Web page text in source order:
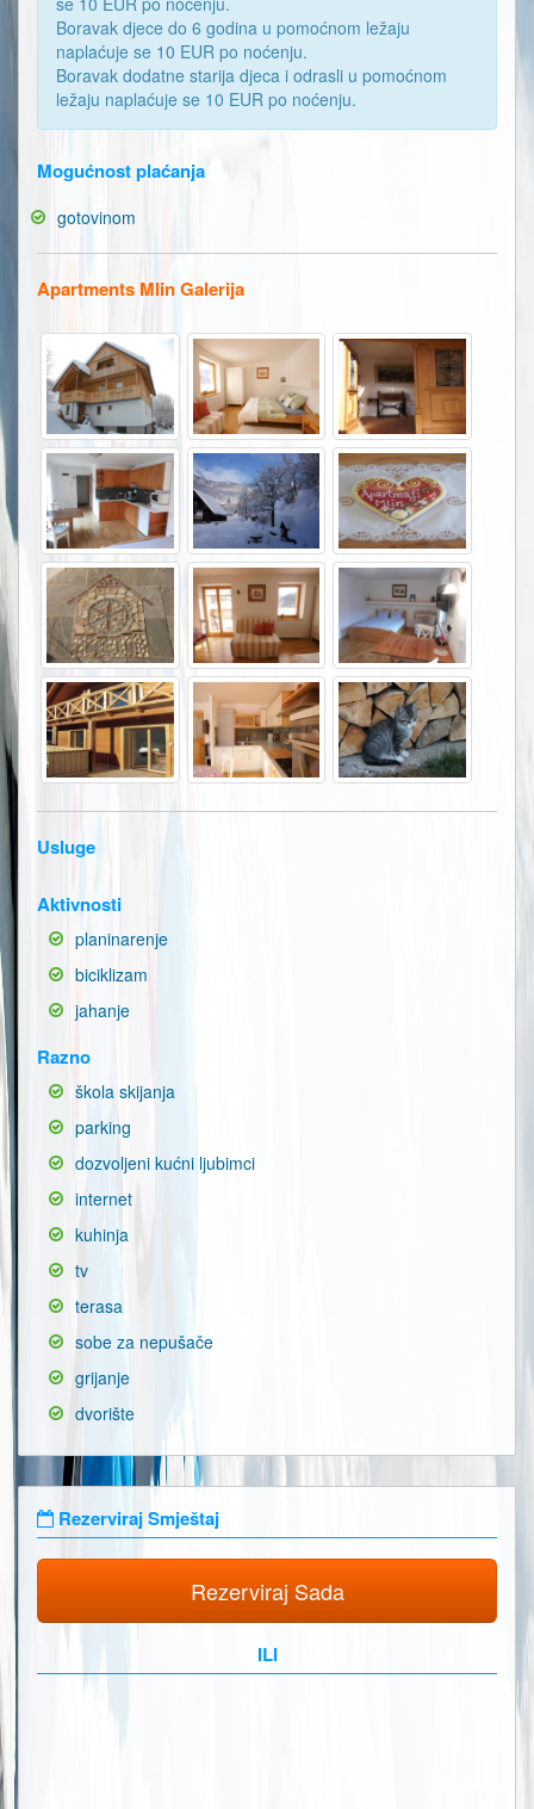
Boravak djece do 6 godina u pomoćnom ležaju
naplaćuje se 10 EUR po noćenju.
Boravak dodatne starija djeca i odrasli u pomoćnom
ležaju naplaćuje se 10 EUR po noćenju.
Mogućnost plaćanja
gotovinom
Apartments Mlin Galerija
Usluge
Aktivnosti
planinarenje
biciklizam
jahanje
Razno
škola skijanja
parking
dozvoljeni kućni ljubimci
internet
kuhinja
tv
terasa
sobe za nepušače
grijanje
dvorište
Rezerviraj Smještaj
Rezerviraj Sada
ILI